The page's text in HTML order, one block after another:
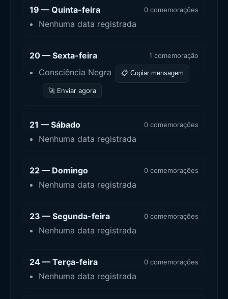
19 — Quinta-feira 0 comemorações
Nenhuma data registrada
20 — Sexta-feira 1 comemoração
Consciência Negra 📋 Copiar mensagem
🚀 Enviar agora
21 — Sábado 0 comemorações
Nenhuma data registrada
22 — Domingo 0 comemorações
Nenhuma data registrada
23 — Segunda-feira 0 comemorações
Nenhuma data registrada
24 — Terça-feira 0 comemorações
Nenhuma data registrada